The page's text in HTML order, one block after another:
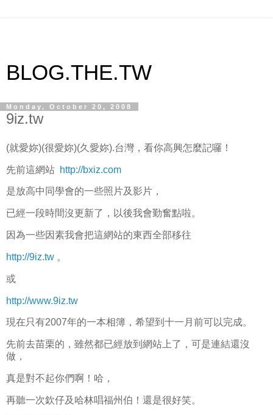
BLOG.THE.TW
Monday, October 20, 2008
9iz.tw
(就愛妳)(很愛妳)(久愛妳).台灣，看你高興怎麼記囉！
先前這網站 http://bxiz.com
是放高中同學會的一些照片及影片，
已經一段時間沒更新了，以後我會勤奮點啦。
因為一些因素我會把這網站的東西全部移往
http://9iz.tw 。
或
http://www.9iz.tw
現在只有2007年的一本相簿，希望到十一月前可以完成。
先前去苗栗的，雖然都已經放到網站上了，可是連結還沒
做，
真是對不起你們啊！哈，
再聽一次欽仔及哈林唱福州伯！還是很好笑。